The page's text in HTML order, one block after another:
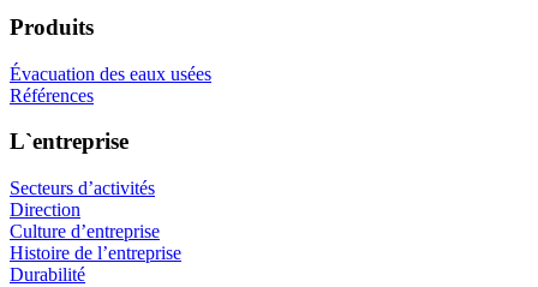
Produits
Évacuation des eaux usées
Références
L`entreprise
Secteurs d’activités
Direction
Culture d’entreprise
Histoire de l’entreprise
Durabilité